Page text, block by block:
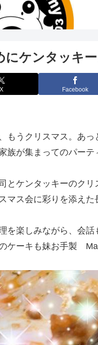
にケンタッキ
X Facebook
もうクリスマス。あっ
族が集まってのパーテ
とケンタッキーのクリ
マス会に彩りを添え
を楽しみながら、会話
ケーキも妹お手製